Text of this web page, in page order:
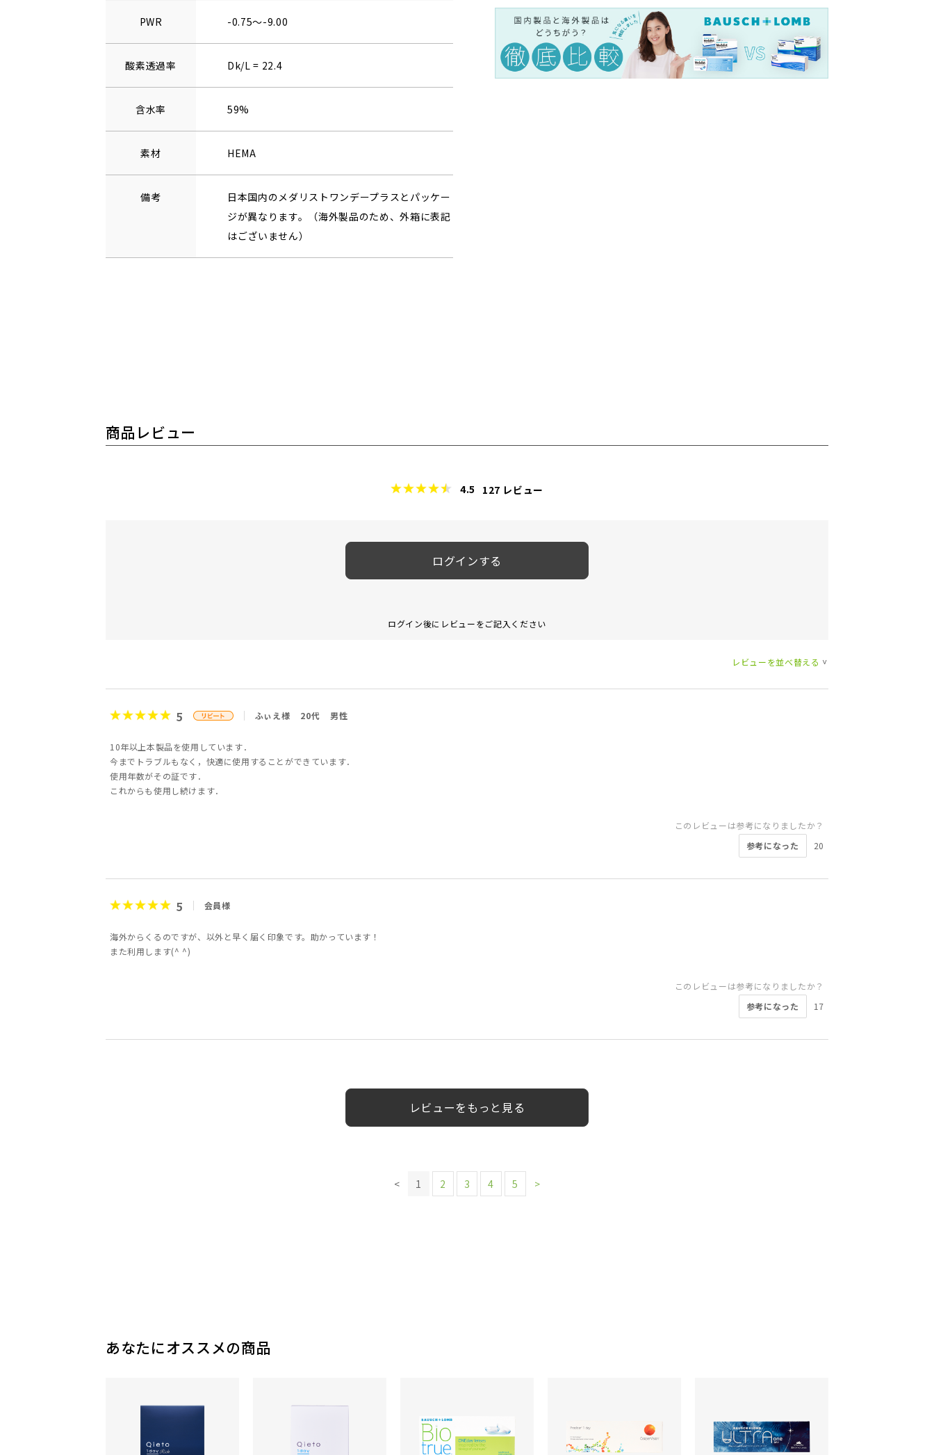
PWR -0.75～-9.00
酸素透過率 Dk/L = 22.4
含水率 59%
素材 HEMA
備考
日本国内のメダリストワンデープラスとパッケー
ジが異なります。（海外製品のため、外箱に表記
はございません）
商品レビュー
4.5 127 レビュー
ログインする
ログイン後にレビューをご記入ください
レビューを並べ替える >
5 ふぃえ様 20代 男性
10年以上本製品を使用しています．
今までトラブルもなく，快適に使用することができています．
使用年数がその証です．
これからも使用し続けます．
このレビューは参考になりましたか？
参考になった
20
5 会員様
海外からくるのですが、以外と早く届く印象です。助かっています！
また利用します(^ ^)
このレビューは参考になりましたか？
参考になった
17
レビューをもっと見る
< 1 2 3 4 5 >
あなたにオススメの商品